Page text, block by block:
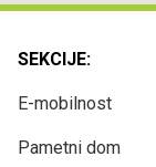
SEKCIJE:
E-mobilnost
Pametni dom